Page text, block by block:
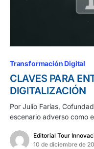
Transformación Digital
CLAVES PARA
DIGITALIZACIÓN
Por Julio Farías,
escenario adverso como
Editorial Tour
10 de diciembre de